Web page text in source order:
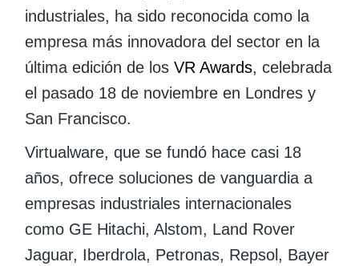
industriales, ha sido reconocida como la
empresa más innovadora del sector en la
última edición de losVR Awards, celebrada
el pasado 18 de noviembre en Londres y
San Francisco.
Virtualware, que se fundó hace casi 18
años, ofrece soluciones de vanguardia a
empresas industriales internacionales
como GE Hitachi, Alstom, Land Rover
Jaguar, Iberdrola, Petronas, Repsol, Bayer